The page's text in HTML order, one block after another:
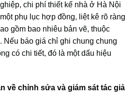
chi phí thiết kế nhà ở Hà Nội
phụ lục hợp đồng, liệt kê rõ ràng
gồm bao nhiêu bản vẽ, thuộc
Nếu báo giá chỉ ghi chung chung
có chi tiết, đó là một dấu hiệu
về chỉnh sửa và giám sát tác giả